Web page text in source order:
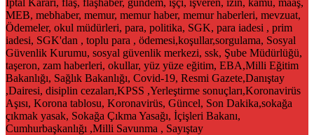
İptal Kararı, flaş, flaşhaber, gundem, işçi, işveren, izin, kamu, maaş,
MEB, mebhaber, memur, memur haber, memur haberleri, mevzuat,
Ödemeler, okul müdürleri, para, politika, SGK, para iadesi , prim
iadesi, SGK'dan , toplu para , ödemesi,koşullar,sorgulama, Sosyal
Güvenlik Kurumu, sosyal güvenlik merkezi, ssk, Şube Müdürlüğü,
taşeron, zam haberleri, okullar, yüz yüze eğitim, EBA,Milli Eğitim
Bakanlığı, Sağlık Bakanlığı, Covid-19, Resmi Gazete,Danıştay
,Dairesi, disiplin cezaları,KPSS ,Yerleştirme sonuçları,Koronavirüs
Aşısı, Korona tablosu, Koronavirüs, Güncel, Son Dakika,sokağa
çıkmak yasak, Sokağa Çıkma Yasağı, İçişleri Bakanı,
Cumhurbaşkanlığı ,Milli Savunma , Sayıştay